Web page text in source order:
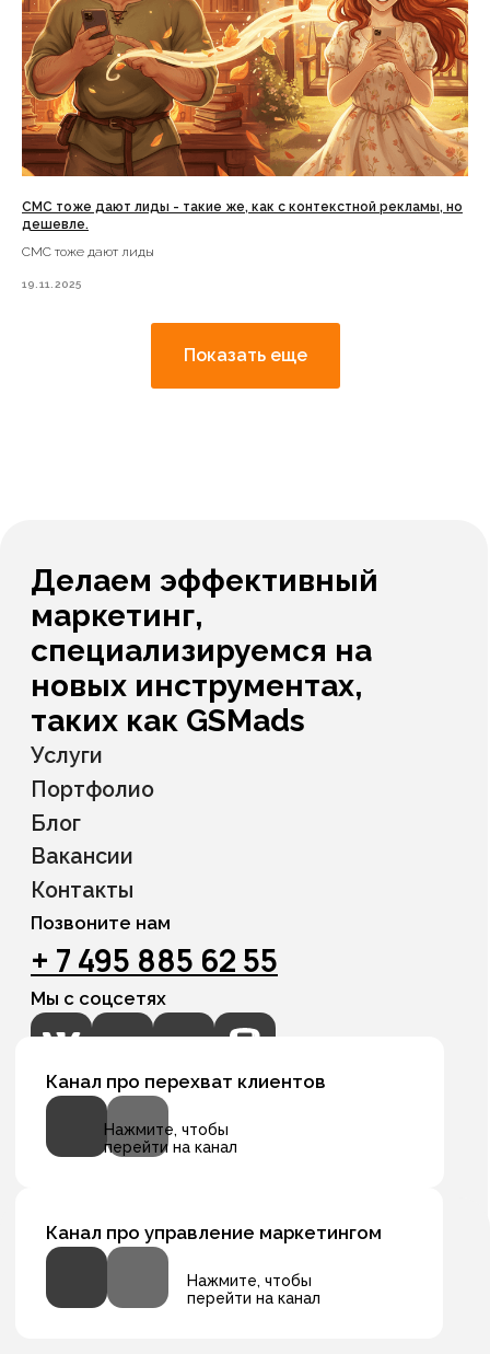
СМС тоже дают лиды - такие же, как с контекстной рекламы, но
дешевле.
СМС тоже дают лиды
19.11.2025
Показать еще